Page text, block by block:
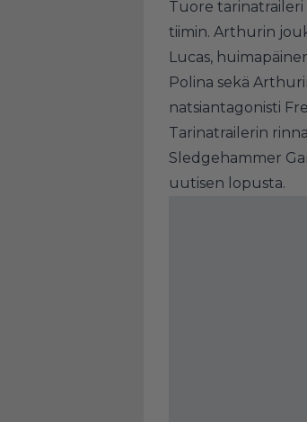
Tuore
tiimin. Arthurin
Lucas,
Polina sekä
natsiantagonisti
Tarinatrailerin
Sledgehammer
uutisen lopusta.